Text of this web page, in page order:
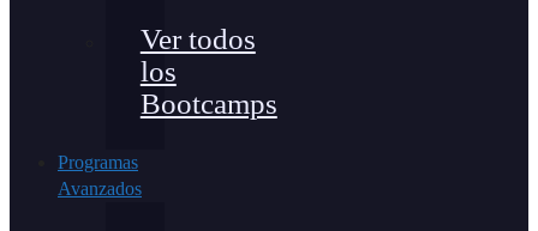
Ver todos
los
Bootcamps
Programas
Avanzados